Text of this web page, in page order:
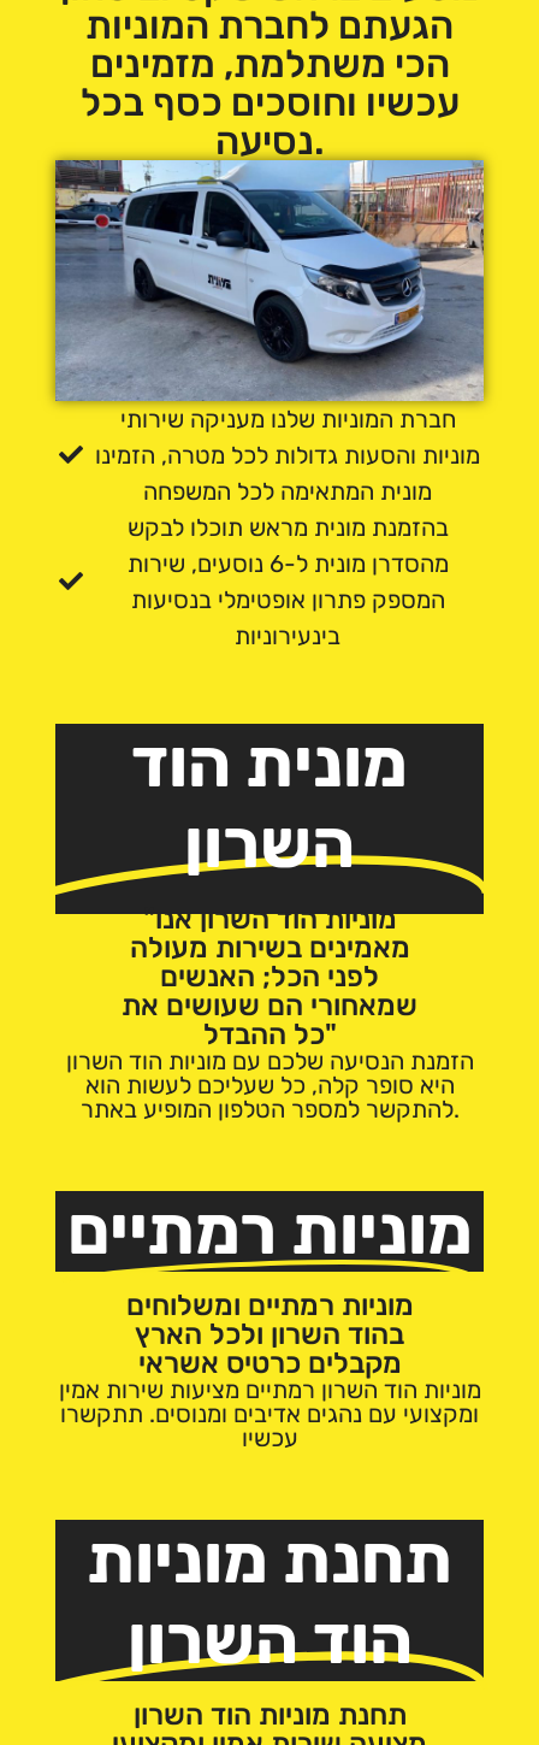
הגעתם לחברת המוניות
הכי משתלמת, מזמינים
עכשיו וחוסכים כסף בכל
נסיעה.
חברת המוניות שלנו מעניקה שירותי
מוניות והסעות גדולות לכל מטרה, הזמינו
מונית המתאימה לכל המשפחה
בהזמנת מונית מראש תוכלו לבקש
מהסדרן מונית ל-6 נוסעים, שירות
המספק פתרון אופטימלי בנסיעות
בינעירוניות
מונית הוד
השרון
"מוניות הוד השרון אנו
מאמינים בשירות מעולה
לפני הכל; האנשים
שמאחורי הם שעושים את
כל ההבדל"
הזמנת הנסיעה שלכם עם מוניות הוד השרון
היא סופר קלה, כל שעליכם לעשות הוא
להתקשר למספר הטלפון המופיע באתר.
מוניות רמתיים
מוניות רמתיים ומשלוחים
בהוד השרון ולכל הארץ
מקבלים כרטיס אשראי
מוניות הוד השרון רמתיים מציעות שירות אמין
ומקצועי עם נהגים אדיבים ומנוסים. תתקשרו
עכשיו
תחנת מוניות
הוד השרון
תחנת מוניות הוד השרון